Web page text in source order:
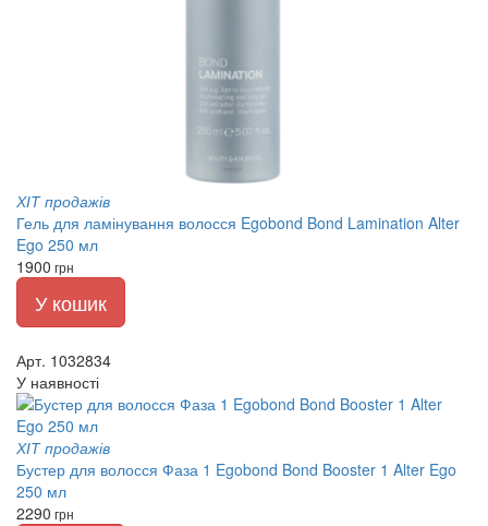
ХІТ продажів
Гель для ламінування волосся Egobond Bond Lamination Alter
Ego 250 мл
1900 грн
У кошик
Арт. 1032834
У наявності
ХІТ продажів
Бустер для волосся Фаза 1 Egobond Bond Booster 1 Alter Ego
250 мл
2290 грн